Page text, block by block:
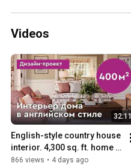
Videos
32:11
English-style country house
interior. 4,300 sq. ft. home in
the Leningrad Region.
866 views • 4 days ago